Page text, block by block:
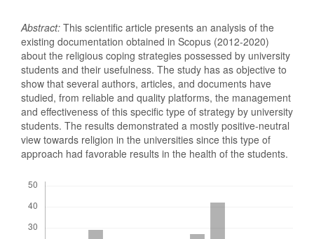
Abstract: This scientific article presents an analysis of the
existing documentation obtained in Scopus (2012-2020)
about the religious coping strategies possessed by university
students and their usefulness. The study has as objective to
show that several authors, articles, and documents have
studied, from reliable and quality platforms, the management
and effectiveness of this specific type of strategy by university
students. The results demonstrated a mostly positive-neutral
view towards religion in the universities since this type of
approach had favorable results in the health of the students.